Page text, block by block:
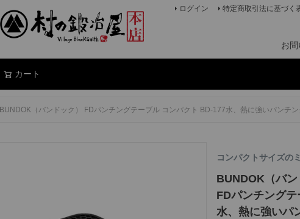
ログイン 特定商取引法に基づく
お
カート
BUNDOK（バンドック） FDパンチングテーブル コンパクト BD-177水、熱に強いパンチ
コンパクトサイズの
BUNDOK（バン
FDパンチング
水、熱に強いパ